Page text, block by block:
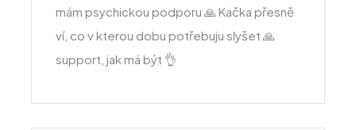
mám psychickou podporu 🙏 Kačka přesně
ví, co v kterou dobu potřebuju slyšet 🙏
support, jak má být 👌